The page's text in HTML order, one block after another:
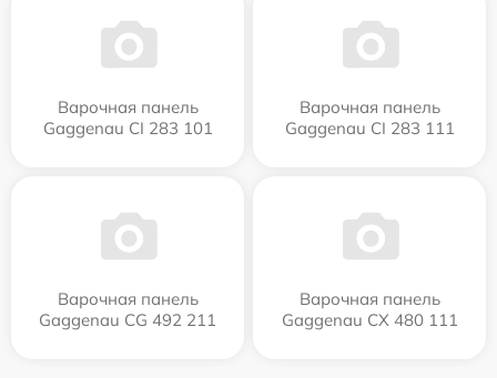
Варочная панель
Gaggenau CI 283 101
Варочная панель
Gaggenau CI 283 111
Варочная панель
Gaggenau CG 492 211
Варочная панель
Gaggenau CX 480 111